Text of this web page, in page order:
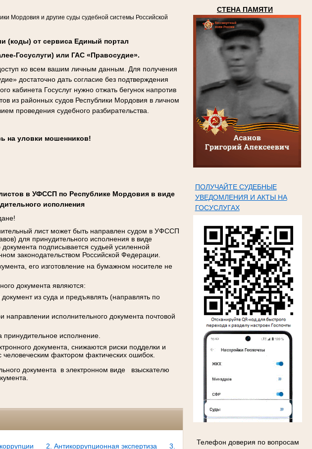
СТЕНА ПАМЯТИ
ПОЛУЧАЙТЕ СУДЕБНЫЕ
УВЕДОМЛЕНИЯ И АКТЫ НА
ГОСУСЛУГАХ
Телефон доверия по вопросам
Мордовия и другие суды судебной системы Российской
(коды) от сервиса Единый портал
Госуслуги) или ГАС «Правосудие».
ко всем вашим личным данным. Для получения
достаточно дать согласие без подтверждения
кабинета Госуслуг нужно отжать бегунок напротив
из районных судов Республики Мордовия в личном
проведения судебного разбирательства.
на уловки мошенников!
в УФССП по Республике Мордовия в виде
исполнения
лист может быть направлен судом в УФССП
для принудительного исполнения в виде
подписывается судьей усиленной
законодательством Российской Федерации.
его изготовление на бумажном носителе не
документа являются:
из суда и предъявлять (направлять по
исполнительного документа почтовой
принудительное исполнение.
документа, снижаются риски подделки и
человеческим фактором фактических ошибок.
документа в электронном виде взыскателю
2. Антикоррупционная экспертиза 3.